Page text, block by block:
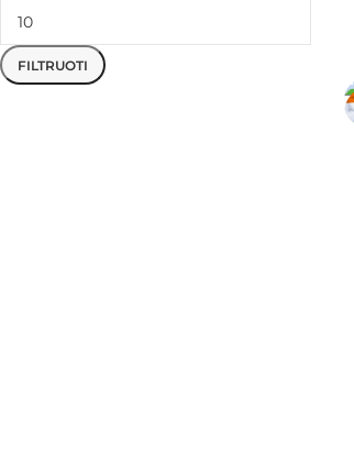
FILTRUOTI